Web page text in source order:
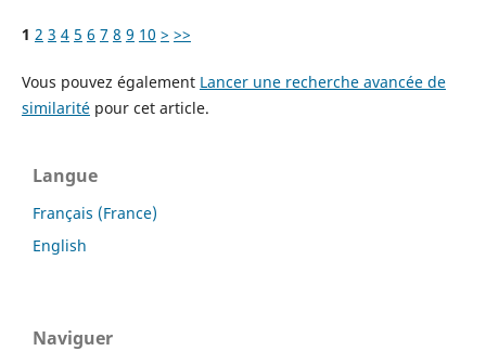
1 2 3 4 5 6 7 8 9 10 > >>
Vous pouvez également Lancer une recherche avancée de
similaritépour cet article.
Langue
Français (France)
English
Naviguer